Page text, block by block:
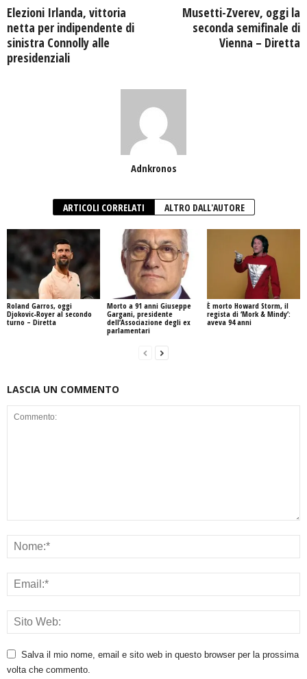
Elezioni Irlanda, vittoria
netta per indipendente di
sinistra Connolly alle
presidenziali
Musetti-Zverev, oggi la
seconda semifinale di
Vienna – Diretta
Adnkronos
ARTICOLI CORRELATI ALTRO DALL'AUTORE
Roland Garros, oggi
Djokovic-Royer al secondo
turno – Diretta
Morto a 91 anni Giuseppe
Gargani, presidente
dell’Associazione degli ex
parlamentari
È morto Howard Storm, il
regista di ‘Mork & Mindy’:
aveva 94 anni
LASCIA UN COMMENTO
Salva il mio nome, email e sito web in questo browser per la prossima
volta che commento.